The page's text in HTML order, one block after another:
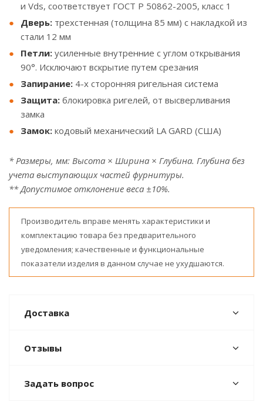
и Vds, соответствует ГОСТ Р 50862-2005, класс 1
Дверь: трехстенная (толщина 85 мм) с накладкой из
стали 12 мм
Петли: усиленные внутренние с углом открывания
90°. Исключают вскрытие путем срезания
Запирание: 4-х сторонняя ригельная система
Защита: блокировка ригелей, от высверливания
замка
Замок: кодовый механический LA GARD (США)
* Размеры, мм: Высота × Ширина × Глубина. Глубина без
учета выступающих частей фурнитуры.
** Допустимое отклонение веса ±10%.
Производитель вправе менять характеристики и
комплектацию товара без предварительного
уведомления; качественные и функциональные
показатели изделия в данном случае не ухудшаются.
Доставка
Отзывы
Задать вопрос